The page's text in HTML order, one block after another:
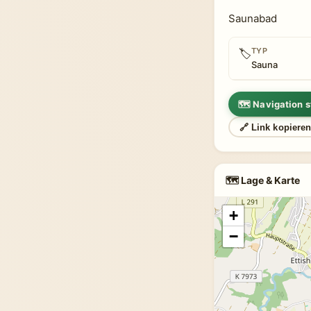
Saunabad
🏷TYP
Sauna
🗺 Navigation
🔗 Link kopieren
🗺 Lage & Karte
+
−